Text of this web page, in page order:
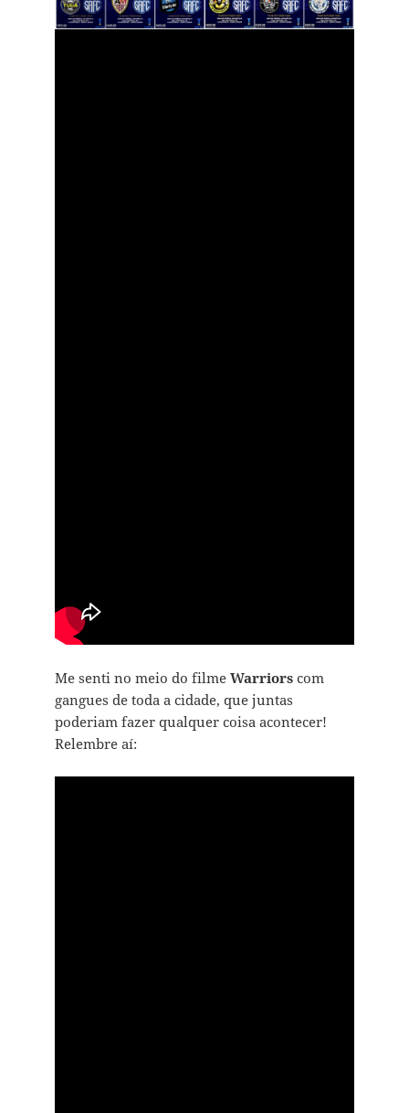
Me senti no meio do filme Warriorscom
gangues de toda a cidade, que juntas
poderiam fazer qualquer coisa acontecer!
Relembre aí: